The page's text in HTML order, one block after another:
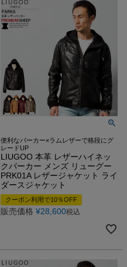
便利なパーカー×ラムレザーで格段にグ
レードUP
LIUGOO 本革 レザーハイネッ
クパーカー メンズ リューグー
PRK01A レザージャケット ライ
ダースジャケット
クーポン利用で10％OFF
販売価格 ¥28,600税込